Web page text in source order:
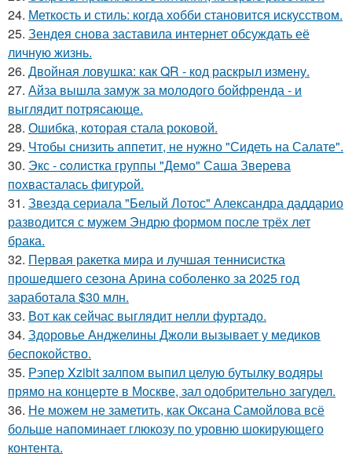
24. Меткость и стиль: когда хобби становится искусством.
25. Зендея снова заставила интернет обсуждать её
личную жизнь.
26. Двойная ловушка: как QR - код раскрыл измену.
27. Айза вышла замуж за молодого бойфренда - и
выглядит потрясающе.
28. Ошибка, которая стала роковой.
29. Чтобы снизить аппетит, не нужно "Сидеть на Салате".
30. Экс - coлистка группы "Демо" Саша Зверева
пoхвасталась фигуpoй.
31. Звезда сериала "Белый Лотос" Александра даддарио
разводится с мужем Эндрю формом после трёх лет
брака.
32. Первая ракетка мира и лучшая теннисистка
прошедшего сезона Арина соболенко за 2025 год
заработала $30 млн.
33. Вот как сейчас выглядит нелли фуртадо.
34. Здоровье Анджелины Джоли вызывает у медиков
беспокойство.
35. Рэпер Xzibit залпом выпил целую бутылку водяры
прямо на концерте в Москве, зал одобрительно загудел.
36. Не можем не заметить, как Оксана Самойлова всё
больше напоминает глюкозу по уровню шокирующего
контента.